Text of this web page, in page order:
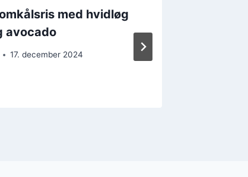
med hvidløg
avocado
17. december 2024